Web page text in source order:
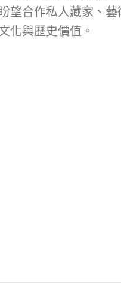
望合作私人藏家、
化與歷史價值。